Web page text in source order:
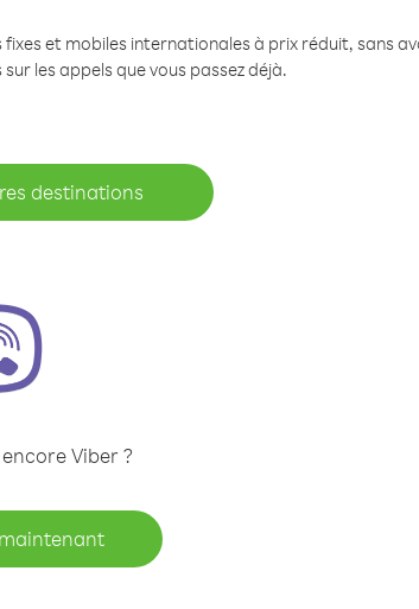
et mobiles internationales à prix réduit, sans
les appels que vous passez déjà.
destinations
encore Viber ?